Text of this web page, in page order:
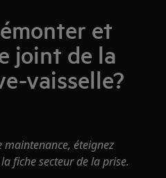
et
joint de la
vaisselle?
éteignez
fiche secteur de laprise.